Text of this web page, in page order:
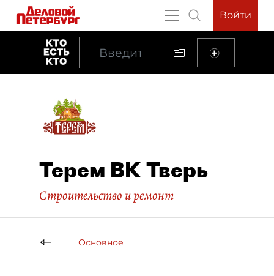
Войти
Терем ВК Тверь
Строительство и ремонт
Основное